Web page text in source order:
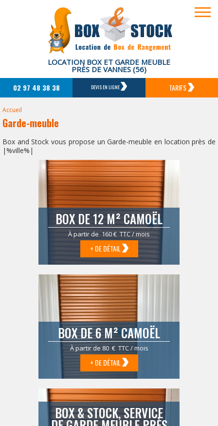
LOCATION BOX ET GARDE MEUBLE
PRÈS DE VANNES (56)
02 97 48 38 38 DEVIS EN LIGNE TARIFS
Accueil
Garde-meuble
Box and Stock vous propose un Garde-meuble en location près de
|%ville%|
BOX DE 12 M² CAMOËL
À partir de 160 € TTC / mois
+ DE DÉTAIL
BOX DE 6 M² CAMOËL
À partir de 80 € TTC / mois
+ DE DÉTAIL
BOX & STOCK, SERVICE